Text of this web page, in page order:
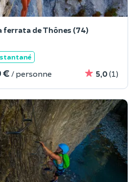
ferrata de Thônes (74)
€ / personne 5,0(1)